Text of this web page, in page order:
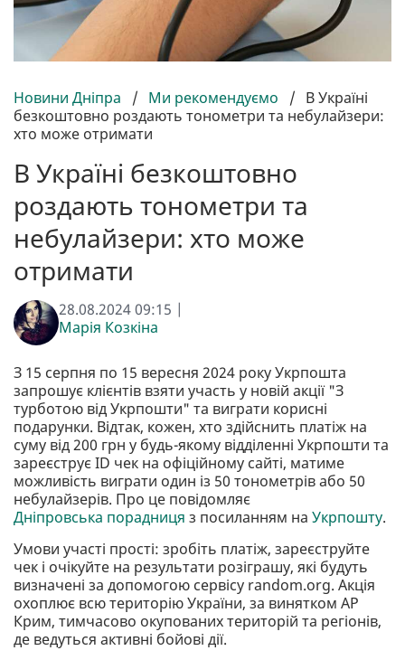
Новини Дніпра / Ми рекомендуємо / В Україні
безкоштовно роздають тонометри та небулайзери:
хто може отримати
В Україні безкоштовно
роздають тонометри та
небулайзери: хто може
отримати
28.08.2024 09:15 |
Марія Козкіна
З 15 серпня по 15 вересня 2024 року Укрпошта
запрошує клієнтів взяти участь у новій акції "З
турботою від Укрпошти" та виграти корисні
подарунки. Відтак, кожен, хто здійснить платіж на
суму від 200 грн у будь-якому відділенні Укрпошти та
зареєструє ID чек на офіційному сайті, матиме
можливість виграти один із 50 тонометрів або 50
небулайзерів. Про це повідомляє
Дніпровська порадниця з посиланням на Укрпошту.
Умови участі прості: зробіть платіж, зареєструйте
чек і очікуйте на результати розіграшу, які будуть
визначені за допомогою сервісу random.org. Акція
охоплює всю територію України, за винятком АР
Крим, тимчасово окупованих територій та регіонів,
де ведуться активні бойові дії.